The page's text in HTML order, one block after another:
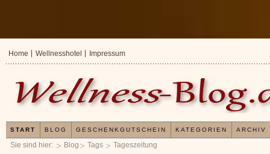
Sie sind hier: Blog Tags Tageszeitung
Home Wellnesshotel Impressum
START BLOG GESCHENKGUTSCHEIN KATEGORIEN ARCHIV